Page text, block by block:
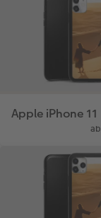
Apple iPhone 11
ab